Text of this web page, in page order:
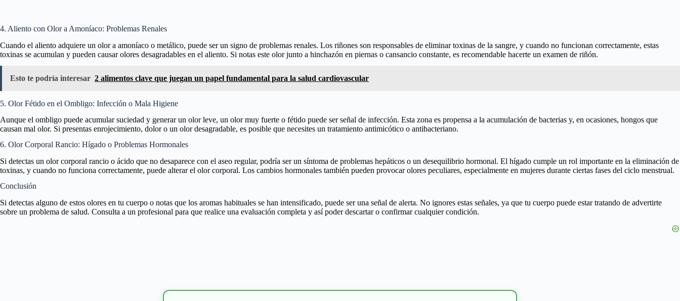
4. Aliento con Olor a Amoníaco: Problemas Renales
Cuando el aliento adquiere un olor a amoníaco o metálico, puede ser un signo de problemas renales. Los riñones son responsables de eliminar toxinas de la sangre, y cuando no funcionan correctamente, estas
toxinas se acumulan y pueden causar olores desagradables en el aliento. Si notas este olor junto a hinchazón en piernas o cansancio constante, es recomendable hacerte un examen de riñón.
Esto te podría interesar 2 alimentos clave que juegan un papel fundamental para la salud cardiovascular
5. Olor Fétido en el Ombligo: Infección o Mala Higiene
Aunque el ombligo puede acumular suciedad y generar un olor leve, un olor muy fuerte o fétido puede ser señal de infección. Esta zona es propensa a la acumulación de bacterias y, en ocasiones, hongos que
causan mal olor. Si presentas enrojecimiento, dolor o un olor desagradable, es posible que necesites un tratamiento antimicótico o antibacteriano.
6. Olor Corporal Rancio: Hígado o Problemas Hormonales
Si detectas un olor corporal rancio o ácido que no desaparece con el aseo regular, podría ser un síntoma de problemas hepáticos o un desequilibrio hormonal. El hígado cumple un rol importante en la eliminación de
toxinas, y cuando no funciona correctamente, puede alterar el olor corporal. Los cambios hormonales también pueden provocar olores peculiares, especialmente en mujeres durante ciertas fases del ciclo menstrual.
Conclusión
Si detectas alguno de estos olores en tu cuerpo o notas que los aromas habituales se han intensificado, puede ser una señal de alerta. No ignores estas señales, ya que tu cuerpo puede estar tratando de advertirte
sobre un problema de salud. Consulta a un profesional para que realice una evaluación completa y así poder descartar o confirmar cualquier condición.